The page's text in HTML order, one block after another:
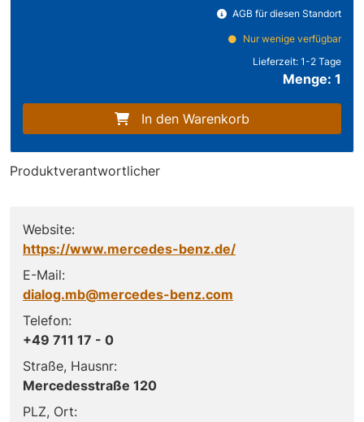
AGB für diesen Standort
Nur wenige verfügbar
Lieferzeit: 1-2 Tage
Menge: 1
In den Warenkorb
Produktverantwortlicher
Website:
https://www.mercedes-benz.de/
E-Mail:
dialog.mb@mercedes-benz.com
Telefon:
+49 711 17 - 0
Straße, Hausnr:
Mercedesstraße 120
PLZ, Ort: